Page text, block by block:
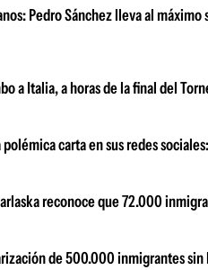
Pedro Sánchez lleva al
a Italia, a horas de la final del
carta en sus redes
reconoce que 72.000
de 500.000 inmigrantes sin